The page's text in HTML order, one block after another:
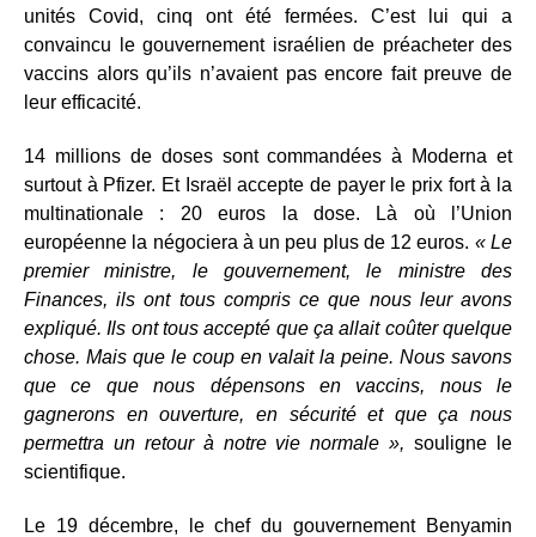
unités Covid, cinq ont été fermées. C’est lui qui a
convaincu le gouvernement israélien de préacheter des
vaccins alors qu’ils n’avaient pas encore fait preuve de
leur efficacité.
14 millions de doses sont commandées à Moderna et
surtout à Pfizer. Et Israël accepte de payer le prix fort à la
multinationale : 20 euros la dose. Là où l’Union
européenne la négociera à un peu plus de 12 euros. « Le
premier ministre, le gouvernement, le ministre des
Finances, ils ont tous compris ce que nous leur avons
expliqué. Ils ont tous accepté que ça allait coûter quelque
chose. Mais que le coup en valait la peine. Nous savons
que ce que nous dépensons en vaccins, nous le
gagnerons en ouverture, en sécurité et que ça nous
permettra un retour à notre vie normale », souligne le
scientifique.
Le 19 décembre, le chef du gouvernement Benyamin